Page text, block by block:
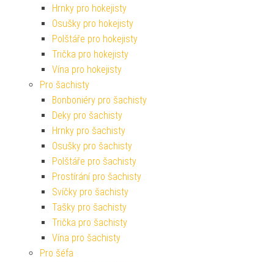
Hrnky pro hokejisty
Osušky pro hokejisty
Polštáře pro hokejisty
Trička pro hokejisty
Vína pro hokejisty
Pro šachisty
Bonboniéry pro šachisty
Deky pro šachisty
Hrnky pro šachisty
Osušky pro šachisty
Polštáře pro šachisty
Prostírání pro šachisty
Svíčky pro šachisty
Tašky pro šachisty
Trička pro šachisty
Vína pro šachisty
Pro šéfa